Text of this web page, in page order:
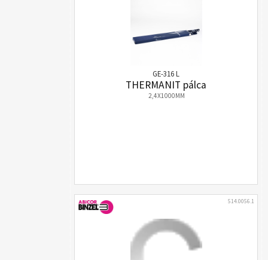
GE-316 L
THERMANIT pálca
2,4X1000MM
514.0056.1